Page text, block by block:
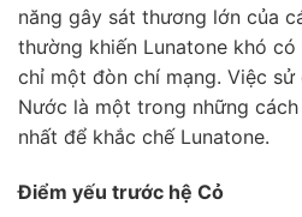
năng gây sát thương lớn của
thường khiến Lunatone khó
chỉ một đòn chí mạng. Việc
Nước là một trong những
nhất để khắc chế Lunatone.
Điểm yếu trước hệ Cỏ